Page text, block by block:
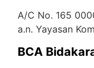
A/C No. 165
a.n. Yayasan
BCA